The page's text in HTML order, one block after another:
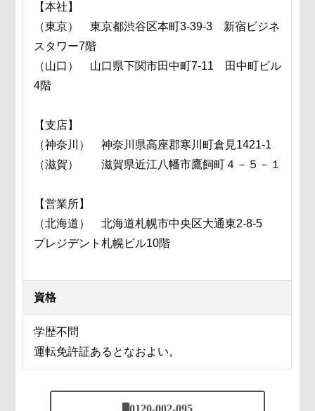
【本社】
（東京） 東京都渋谷区本町3-39-3 新宿ビジネ
スタワー7階
（山口） 山口県下関市田中町7-11 田中町ビル
4階
【支店】
（神奈川） 神奈川県高座郡寒川町倉見1421-1
（滋賀） 滋賀県近江八幡市鷹飼町４－５－１
【営業所】
（北海道） 北海道札幌市中央区大通東2-8-5
プレジデント札幌ビル10階
資格
学歴不問
運転免許証あるとなおよい。
0120-002-095